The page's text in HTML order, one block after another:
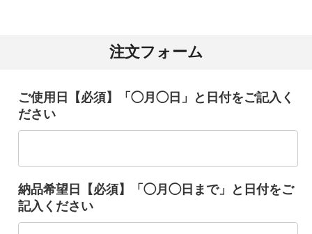
注文フォーム
ご使用日【必須】「◯月◯日」と日付をご記入く
ださい
納品希望日【必須】「◯月◯日まで」と日付をご
記入ください